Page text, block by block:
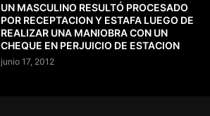
UN MASCULINO RESULTÓ PROCESADO
POR RECEPTACION Y ESTAFA LUEGO DE
REALIZAR UNA MANIOBRA CON UN
CHEQUE EN PERJUICIO DE ESTACION
junio 17, 2012